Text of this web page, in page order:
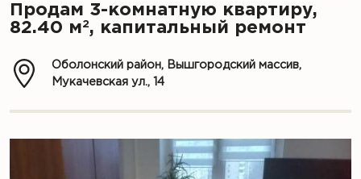
Продам 3-комнатную квартиру,
82.40 м2, капитальный ремонт
Оболонский район, Вышгородский массив,
Мукачевская ул., 14